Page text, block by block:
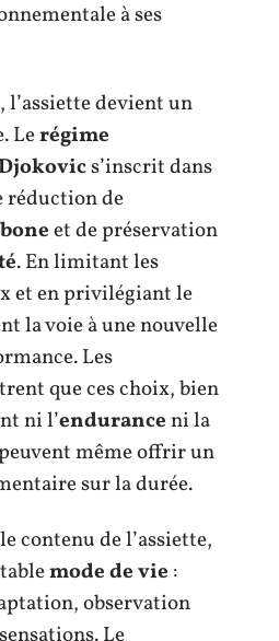
à ses
l’assiette devient un
Lerégime
s’inscrit dans
réduction de
et de préservation
. En limitant les
et en privilégiant le
la voie à une nouvelle
Les
que ces choix, bien
ni l’enduranceni la
même offrir un
sur la durée.
contenu de l’assiette,
mode de vie :
observation